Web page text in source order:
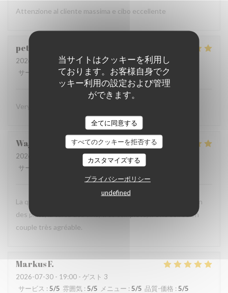
当サイトはクッキーを利用し
ております。お客様自身でク
ッキー利用の設定および管理
ができます。
全てに同意する
すべてのクッキーを拒否する
カスタマイズする
プライバシーポリシー
undefined
Attenzione al cliente massima e cibo eccellente
peter
2026-08-03
- 19:45 - ゲスト 2
サービス
/5 雰囲気 4 /5 メニュー:5 /5 品質-価格
Very superior in every way! Eager to return!
Wajdi
2026-08-01
- 19:00 - ゲスト 2
サービス
:5/5 メニュー:5/5 品質-価格
La qualité du service, l’amabilité de l’accueil, la présentation
des plats, la carte des vins, très complète,… Une soirée en
couple très agréable.
MarkusF
2026-07-30 - 19:00 - ゲスト 3
サービス : 5/5 雰囲気 : 5/5 メニュー : 5/5 品質-価格 : 5/5